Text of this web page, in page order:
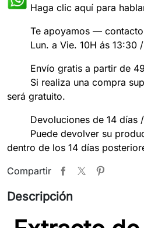
Haga clic aquí para
Te apoyamos —
Lun. a Vie. 10H ás 13:30
Envío gratis a partir de
Si realiza una compra
será gratuito.
Devoluciones de 14 días
Puede devolver su
dentro de los 14 días
Compartir
Descripción